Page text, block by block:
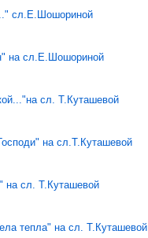
сл.Е.Шошориной
на сл.Е.Шошориной
сл. Т.Куташевой
на сл.Т.Куташевой
на сл. Т.Куташевой
тепла" на сл. Т.Куташевой